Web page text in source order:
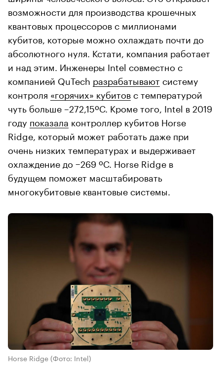
возможности для производства крошечных
квантовых процессоров с миллионами
кубитов, которые можно охлаждать почти до
абсолютного нуля. Кстати, компания работает
и над этим. Инженеры Intel совместно с
компанией QuTech разрабатывают систему
контроля «горячих» кубитов с температурой
чуть больше –272,15ºC. Кроме того, Intel в 2019
году показала контроллер кубитов Horse
Ridge, который может работать даже при
очень низких температурах и выдерживает
охлаждение до −269 ºC. Horse Ridge в
будущем поможет масштабировать
многокубитовые квантовые системы.
Horse Ridge (Фото: Intel)